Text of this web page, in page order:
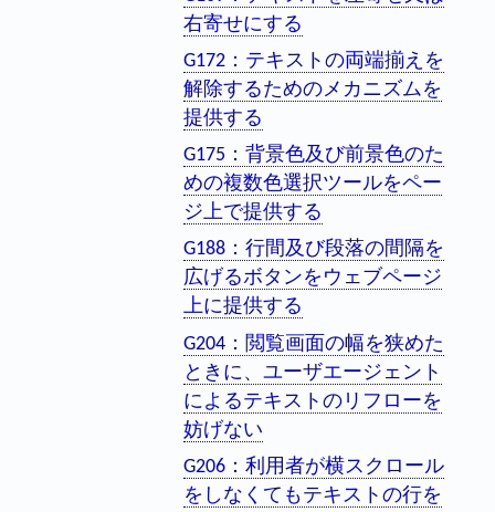
右寄せにする
G172：テキストの両端揃えを
解除するためのメカニズムを
提供する
G175：背景色及び前景色のた
めの複数色選択ツールをペー
ジ上で提供する
G188：行間及び段落の間隔を
広げるボタンをウェブページ
上に提供する
G204：閲覧画面の幅を狭めた
ときに、ユーザエージェント
によるテキストのリフローを
妨げない
G206：利用者が横スクロール
をしなくてもテキストの行を